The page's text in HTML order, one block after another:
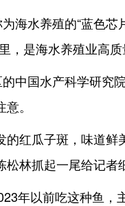
海水养殖的“蓝色芯
，是海水养殖业高质
中国水产科学研究
。
的红瓜子斑，味道
林抓起一尾给记者
年以前吃这种鱼，